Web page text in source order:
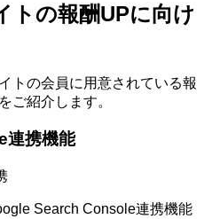
トの報酬UPに向け
トの会員に用意されている報
ご紹介します。
携機能
Search Console連携機能